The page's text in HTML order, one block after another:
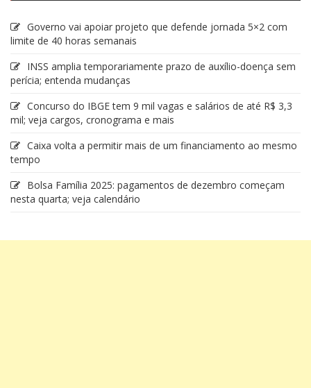
Governo vai apoiar projeto que defende jornada 5×2 com
limite de 40 horas semanais
INSS amplia temporariamente prazo de auxílio-doença sem
perícia; entenda mudanças
Concurso do IBGE tem 9 mil vagas e salários de até R$ 3,3
mil; veja cargos, cronograma e mais
Caixa volta a permitir mais de um financiamento ao mesmo
tempo
Bolsa Família 2025: pagamentos de dezembro começam
nesta quarta; veja calendário